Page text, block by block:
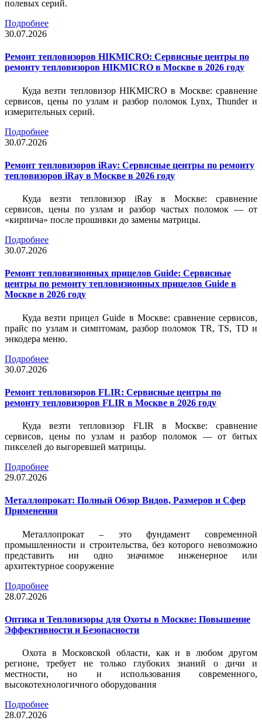
полевых серий.
Подробнее
30.07.2026
Ремонт тепловизоров HIKMICRO: Сервисные центры по
ремонту тепловизоров HIKMICRO в Москве в 2026 году
Куда везти тепловизор HIKMICRO в Москве: сравнение
сервисов, цены по узлам и разбор поломок Lynx, Thunder и
измерительных серий.
Подробнее
30.07.2026
Ремонт тепловизоров iRay: Сервисные центры по ремонту
тепловизоров iRay в Москве в 2026 году
Куда везти тепловизор iRay в Москве: сравнение
сервисов, цены по узлам и разбор частых поломок — от
«кирпича» после прошивки до замены матрицы.
Подробнее
30.07.2026
Ремонт тепловизионных прицелов Guide: Сервисные
центры по ремонту тепловизионных прицелов Guide в
Москве в 2026 году
Куда везти прицел Guide в Москве: сравнение сервисов,
прайс по узлам и симптомам, разбор поломок TR, TS, TD и
энкодера меню.
Подробнее
30.07.2026
Ремонт тепловизоров FLIR: Сервисные центры по
ремонту тепловизоров FLIR в Москве в 2026 году
Куда везти тепловизор FLIR в Москве: сравнение
сервисов, цены по узлам и разбор поломок — от битых
пикселей до выгоревшей матрицы.
Подробнее
29.07.2026
Металлопрокат: Полный Обзор Видов, Размеров и Сфер
Применения
Металлопрокат – это фундамент современной
промышленности и строительства, без которого невозможно
представить ни одно значимое инженерное или
архитектурное сооружение
Подробнее
28.07.2026
Оптика и Тепловизоры для Охоты в Москве: Повышение
Эффективности и Безопасности
Охота в Московской области, как и в любом другом
регионе, требует не только глубоких знаний о дичи и
местности, но и использования современного,
высокотехнологичного оборудования
Подробнее
28.07.2026